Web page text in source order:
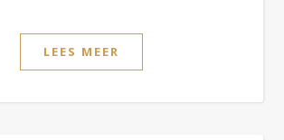
LEES MEER